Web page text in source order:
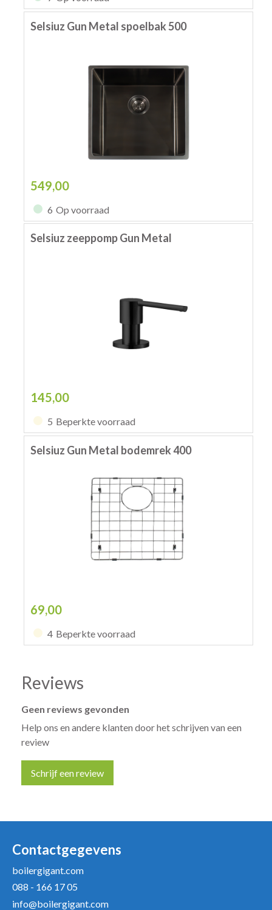
Selsiuz Gun Metal spoelbak 500
549,00
6 Op voorraad
Selsiuz zeeppomp Gun Metal
145,00
5 Beperkte voorraad
Selsiuz Gun Metal bodemrek 400
69,00
4 Beperkte voorraad
Reviews
Geen reviews gevonden
Help ons en andere klanten door het schrijven van een
review
Schrijf een review
Uw naam *
Uw recensie *
Contactgegevens
boilergigant.com
088 - 166 17 05
info@boilergigant.com